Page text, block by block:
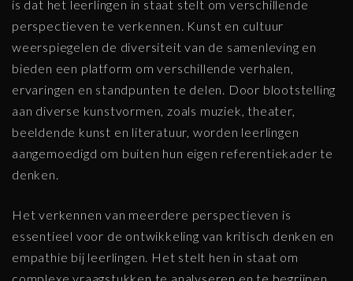
is dat het leerlingen in staat stelt om verschillende
perspectieven te verkennen. Kunst en cultuur
weerspiegelen de diversiteit van de samenleving en
bieden een platform om verschillende verhalen,
ervaringen en standpunten te delen. Door blootstelling
aan diverse kunstvormen, zoals muziek, theater,
beeldende kunst en literatuur, worden leerlingen
aangemoedigd om buiten hun eigen referentiekader te
denken.
Het verkennen van meerdere perspectieven is
essentieel voor de ontwikkeling van kritisch denken en
empathie bij leerlingen. Het stelt hen in staat om